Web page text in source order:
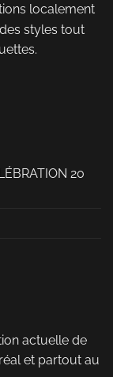
localement
styles tout
20
actuelle de
et partout au